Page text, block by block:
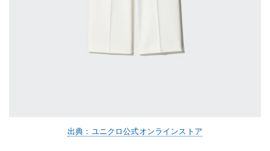
出典：ユニクロ公式オンラインストア